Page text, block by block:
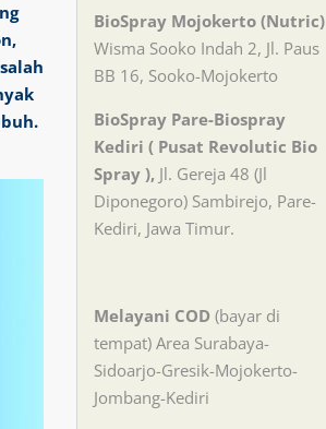
BioSpray Mojokerto (Nutric)
Wisma Sooko Indah 2, Jl. Paus
BB 16, Sooko-Mojokerto
BioSpray Pare-Biospray
Kediri ( Pusat Revolutic Bio
Spray ), Jl. Gereja 48 (Jl
Diponegoro) Sambirejo, Pare-
Kediri, Jawa Timur.
Melayani COD (bayar di
tempat) Area Surabaya-
Sidoarjo-Gresik-Mojokerto-
Jombang-Kediri